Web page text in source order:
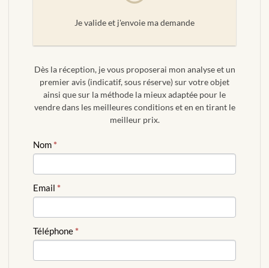
Je valide et j'envoie ma demande
Dès la réception, je vous proposerai mon analyse et un
premier avis (indicatif, sous réserve) sur votre objet
ainsi que sur la méthode la mieux adaptée pour le
vendre dans les meilleures conditions et en en tirant le
meilleur prix.
ESTIMATION
GRATUITE
Nom*
Email *
Téléphone*